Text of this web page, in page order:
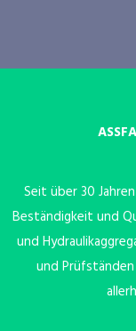
Seit über 30
Beständigkeit und
und
und